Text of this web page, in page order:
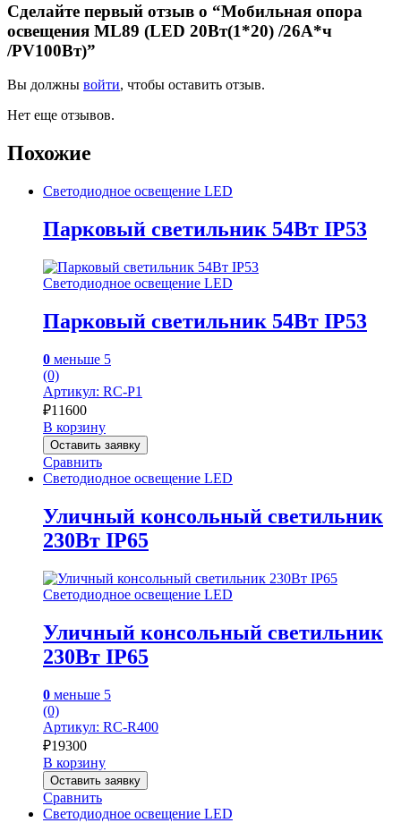
Сделайте первый отзыв о “Мобильная опора
освещения ML89 (LED 20Вт(1*20) /26А*ч
/PV100Вт)”
Вы должны войти, чтобы оставить отзыв.
Нет еще отзывов.
Похожие
Светодиодное освещение LED
Парковый светильник 54Вт IP53
Светодиодное освещение LED
Парковый светильник 54Вт IP53
0 меньше 5
(0)
Артикул: RC-P1
₽11600
В корзину
Оставить заявку
Сравнить
Светодиодное освещение LED
Уличный консольный светильник
230Вт IP65
Светодиодное освещение LED
Уличный консольный светильник
230Вт IP65
0 меньше 5
(0)
Артикул: RC-R400
₽19300
В корзину
Оставить заявку
Сравнить
Светодиодное освещение LED